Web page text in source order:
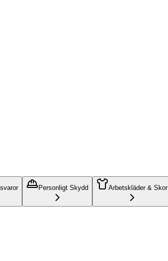
Personligt Skydd Arbetskläder & Skor